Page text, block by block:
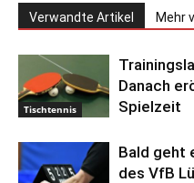
Verwandte Artikel Mehr
Tischtennis
Danach
Spielzeit
Bald geht
des VfB